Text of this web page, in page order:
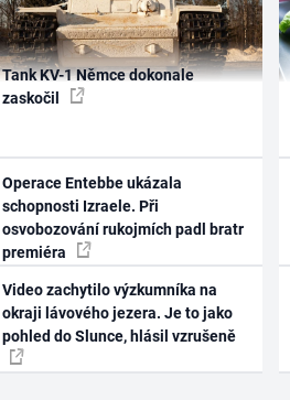
Tank KV-1 Němce dokonale
zaskočil
Operace Entebbe ukázala
schopnosti Izraele. Při
osvobozování rukojmích padl bratr
premiéra
Video zachytilo výzkumníka na
okraji lávového jezera. Je to jako
pohled do Slunce, hlásil vzrušeně